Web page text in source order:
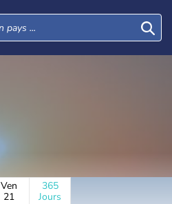
Ven
21
365
Jours